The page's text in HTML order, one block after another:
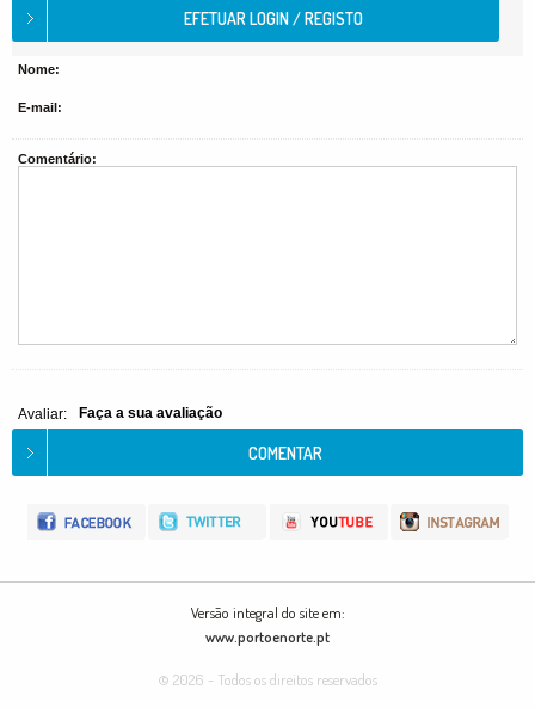
Nome:
E-mail:
Comentário:
Avaliar: Faça a sua avaliação
Versão integral do site em:
www.portoenorte.pt
© 2026 - Todos os direitos reservados